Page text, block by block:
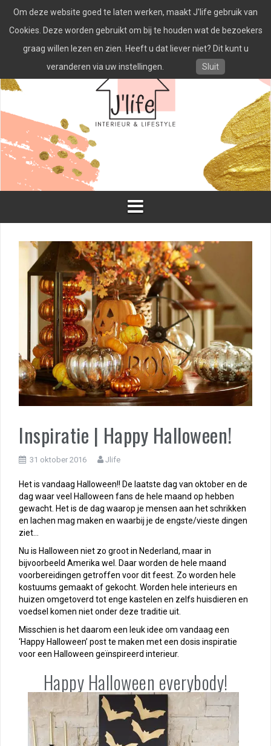
naar
inhoud
Inspiratie | Happy Halloween!
31 oktober 2016 Jlife
Het is vandaag Halloween!! De laatste dag van oktober en de
dag waar veel Halloween fans de hele maand op hebben
gewacht. Het is de dag waarop je mensen aan het schrikken
en lachen mag maken en waarbij je de engste/vieste dingen
ziet…
Nu is Halloween niet zo groot in Nederland, maar in
bijvoorbeeld Amerika wel. Daar worden de hele maand
voorbereidingen getroffen voor dit feest. Zo worden hele
kostuums gemaakt of gekocht. Worden hele interieurs en
huizen omgetoverd tot enge kastelen en zelfs huisdieren en
voedsel komen niet onder deze traditie uit.
Misschien is het daarom een leuk idee om vandaag een
‘Happy Halloween’ post te maken met een dosis inspiratie
voor een Halloween geïnspireerd interieur.
Happy Halloween everybody!
Om deze website goed te laten werken, maakt J'life gebruik van
Cookies. Deze worden gebruikt om bij te houden wat de bezoekers
graag willen lezen en zien. Heeft u dat liever niet? Dit kunt u
veranderen via uw instellingen.
Sluit